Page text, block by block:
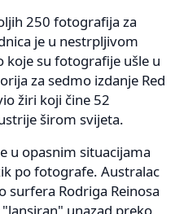
250 fotografija za
je u nestrpljivom
koje su fotografije ušle u
za sedmo izdanje Red
žiri koji čine 52
širom svijeta.
u opasnim situacijama
po fotografe. Australac
surfera Rodriga Reinosa